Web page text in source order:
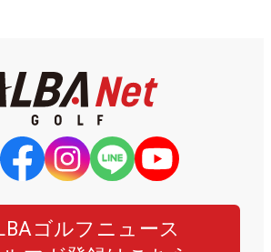
ゴルフニュース